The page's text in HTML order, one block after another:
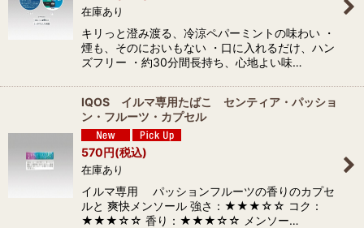
在庫あり
キリっと澄み渡る、冷涼ペパーミントの味わい ・
煙も、そのにおいもない ・口に入れるだけ、ハン
ズフリー ・約30分間長持ち、心地よい味…
IQOS イルマ専用たばこ センティア・パッショ
ン・フルーツ・カプセル
570円(税込)
在庫あり
イルマ専用 パッションフルーツの香りのカプセ
ルと 爽快メンソール 強さ：★★★☆☆ コク：
★★★☆☆ 香り：★★★☆☆ メンソー…